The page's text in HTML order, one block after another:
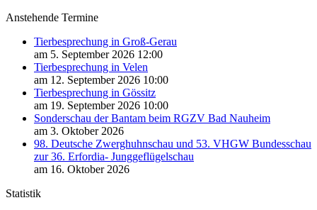
Anstehende Termine
Tierbesprechung in Groß-Gerau
am 5. September 2026 12:00
Tierbesprechung in Velen
am 12. September 2026 10:00
Tierbesprechung in Gössitz
am 19. September 2026 10:00
Sonderschau der Bantam beim RGZV Bad Nauheim
am 3. Oktober 2026
98. Deutsche Zwerghuhnschau und 53. VHGW Bundesschau
zur 36. Erfordia- Junggeflügelschau
am 16. Oktober 2026
Statistik